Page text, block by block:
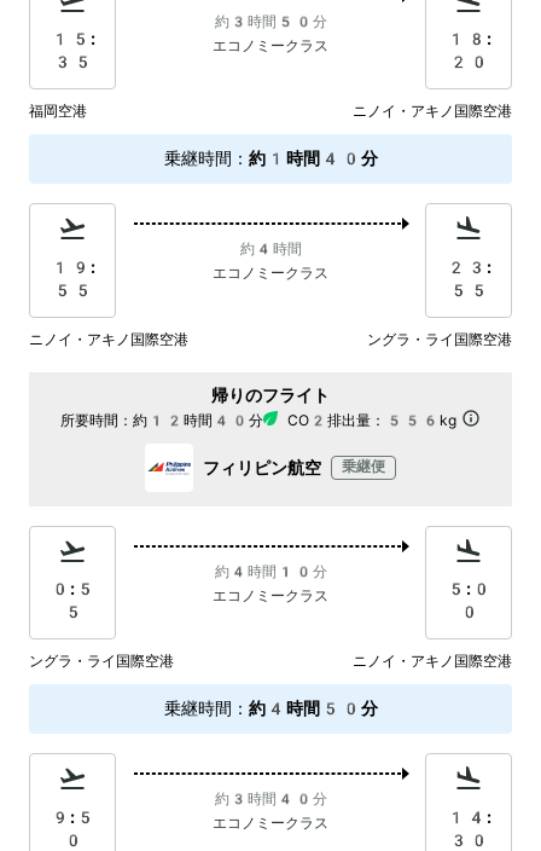
15:
35
約3時間50分
エコノミークラス
18:
20
福岡空港 ニノイ・アキノ国際空港
乗継時間 ： 約1時間40分
19:
55
約4時間
エコノミークラス
23:
55
ニノイ・アキノ国際空港 ングラ・ライ国際空港
帰りのフライト
所要時間： 約12時間40分 CO2排出量： 556kg
フィリピン航空 乗継便
0:5
5
約4時間10分
エコノミークラス
5:0
0
ングラ・ライ国際空港 ニノイ・アキノ国際空港
乗継時間 ： 約4時間50分
9:5
0
約3時間40分
エコノミークラス
14:
30